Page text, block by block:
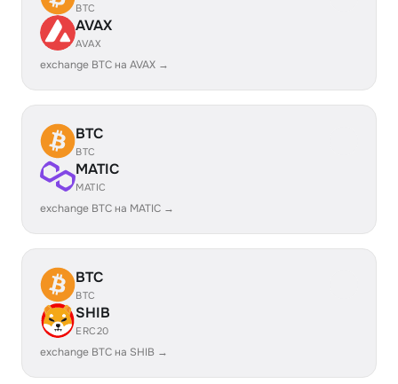
BTC
AVAX
AVAX
exchange BTC на AVAX →
BTC
BTC
MATIC
MATIC
exchange BTC на MATIC →
BTC
BTC
SHIB
ERC20
exchange BTC на SHIB →